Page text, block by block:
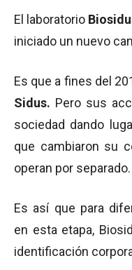
El laboratorio
iniciado un nuevo
Es que a fines del
Sidus. Pero sus
sociedad dando
que cambiaron su
operan por separado.
Es así que para
en esta etapa,
identificación